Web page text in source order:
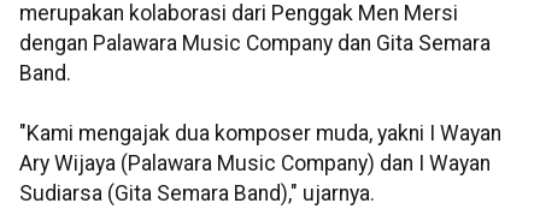
merupakan kolaborasi dari Penggak Men Mersi
dengan Palawara Music Company dan Gita Semara
Band.
"Kami mengajak dua komposer muda, yakni I Wayan
Ary Wijaya (Palawara Music Company) dan I Wayan
Sudiarsa (Gita Semara Band)," ujarnya.